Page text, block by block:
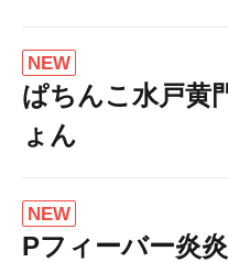
NEW
ぱちんこ水戸黄
ょん
NEW
Pフィーバー炎